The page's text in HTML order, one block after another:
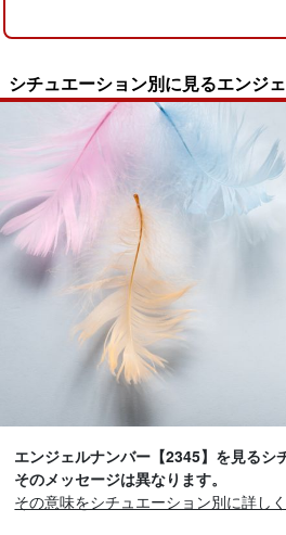
シチュエーション別に見るエンジ
エンジェルナンバー【2345】を見るシ
そのメッセージは異なります。
その意味をシチュエーション別に詳しく